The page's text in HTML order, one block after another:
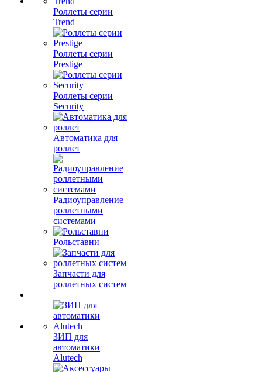
Роллеты серии
Trend
Роллеты серии
Prestige
Роллеты серии
Security
Автоматика для
роллет
Радиоуправление
роллетными
системами
Рольставни
Запчасти для
роллетных систем
ЗИП для
автоматики
Alutech